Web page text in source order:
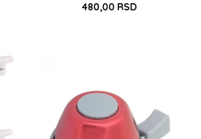
480,00 RSD